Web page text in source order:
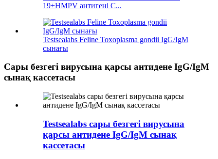
19+HMPV антигені С...
Testsealabs Feline Toxoplasma gondii IgG/IgM
сынағы
Сары безгегі вирусына қарсы антидене IgG/IgM
сынақ кассетасы
Testsealabs сары безгегі вирусына
қарсы антидене IgG/IgM сынақ
кассетасы